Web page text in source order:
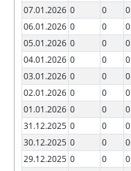
07.01.2026 0 0 0
06.01.2026 0 0 0
05.01.2026 0 0 0
04.01.2026 0 0 0
03.01.2026 0 0 0
02.01.2026 0 0 0
01.01.2026 0 0 0
31.12.2025 0 0 0
30.12.2025 0 0 0
29.12.2025 0 0 0